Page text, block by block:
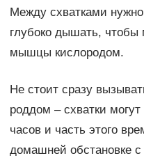
Между схватками
глубоко дышать, чтобы
мышцы кислородом.
Не стоит сразу
роддом – схватки
часов и часть этого
домашней обстановке